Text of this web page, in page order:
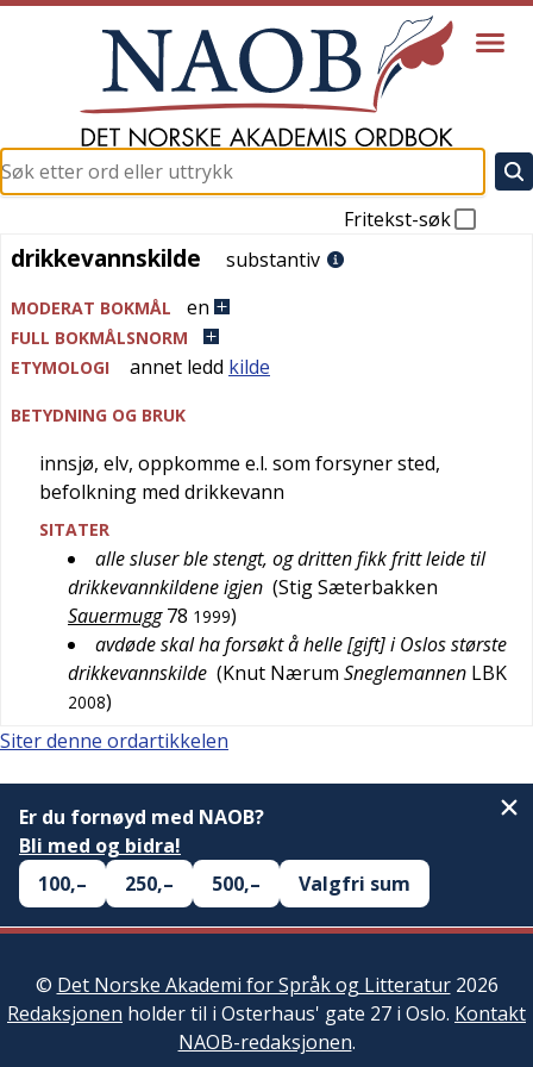
Fritekst-søk
drikkevannskilde
drikkevannskilde substantiv
MODERAT BOKMÅL en
FULL BOKMÅLSNORM
ETYMOLOGI
annet ledd kilde
BETYDNING OG BRUK
innsjø, elv, oppkomme e.l. som forsyner sted,
befolkning med drikkevann
SITATER
alle sluser ble stengt, og dritten fikk fritt leide til
drikkevannkildene igjen (Stig Sæterbakken
Sauermugg 78 1999)
avdøde skal ha forsøkt å helle [gift] i Oslos største
drikkevannskilde (Knut Nærum Sneglemannen LBK
2008)
Siter denne ordartikkelen
Er du fornøyd med NAOB?
Bli med og bidra!
100,–
250,– 500,– Valgfri sum
© Det Norske Akademi for Språk og Litteratur2026
Redaksjonen holder til i Osterhaus' gate 27 i Oslo. Kontakt
NAOB-redaksjonen.